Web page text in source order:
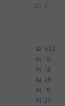
2
652
19
14
29
18
21